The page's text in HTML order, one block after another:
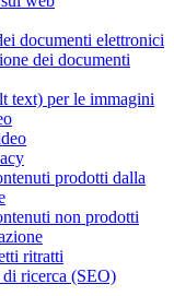
documenti elettronici
dei documenti
text) per le immagini
prodotti dalla
non prodotti
ritratti
ricerca (SEO)